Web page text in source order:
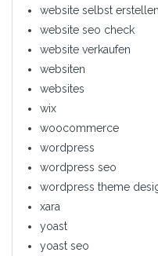
website selbst erstellen
website seo check
website verkaufen
websiten
websites
wix
woocommerce
wordpress
wordpress seo
wordpress theme
xara
yoast
yoast seo